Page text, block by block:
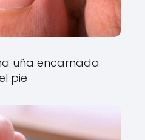
uña encarnada
pie